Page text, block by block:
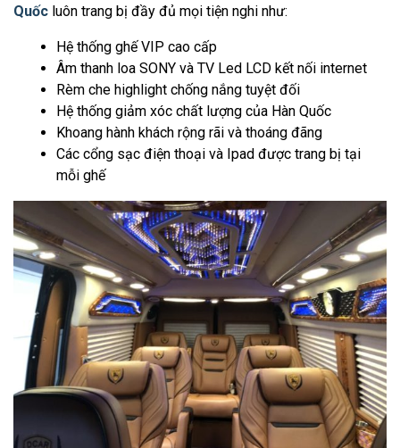
Quốc luôn trang bị đầy đủ mọi tiện nghi như:
Hệ thống ghế VIP cao cấp
Âm thanh loa SONY và TV Led LCD kết nối internet
Rèm che highlight chống nắng tuyệt đối
Hệ thống giảm xóc chất lượng của Hàn Quốc
Khoang hành khách rộng rãi và thoáng đãng
Các cổng sạc điện thoại và Ipad được trang bị tại
mỗi ghế